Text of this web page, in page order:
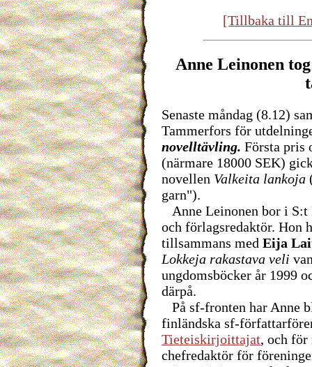
[Tillbaka till
Anne Leinonen
Senaste måndag (8.12)
Tammerfors för
novelltävling. Första pris
(närmare 18000 SEK)
novellen Valkeita lankoja
garn").
Anne Leinonen bor i
och förlagsredaktör. Hon
tillsammans med Eija
Lokkeja rakastava veli
ungdomsböcker år 1999
därpå.
På sf-fronten har Anne
finländska sf-
Tieteiskirjoittajat, och för
chefredaktör för